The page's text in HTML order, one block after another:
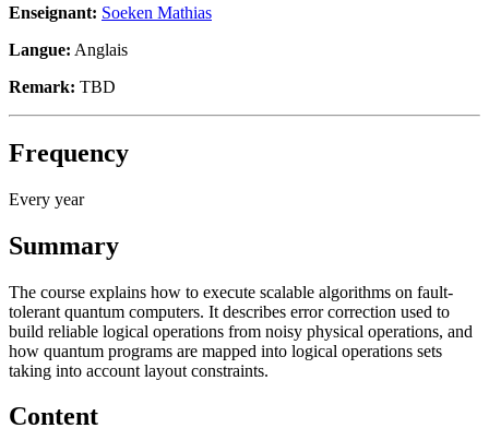
Enseignant: Soeken Mathias
Langue: Anglais
Remark: TBD
Frequency
Every year
Summary
The course explains how to execute scalable algorithms on fault-
tolerant quantum computers. It describes error correction used to
build reliable logical operations from noisy physical operations, and
how quantum programs are mapped into logical operations sets
taking into account layout constraints.
Content